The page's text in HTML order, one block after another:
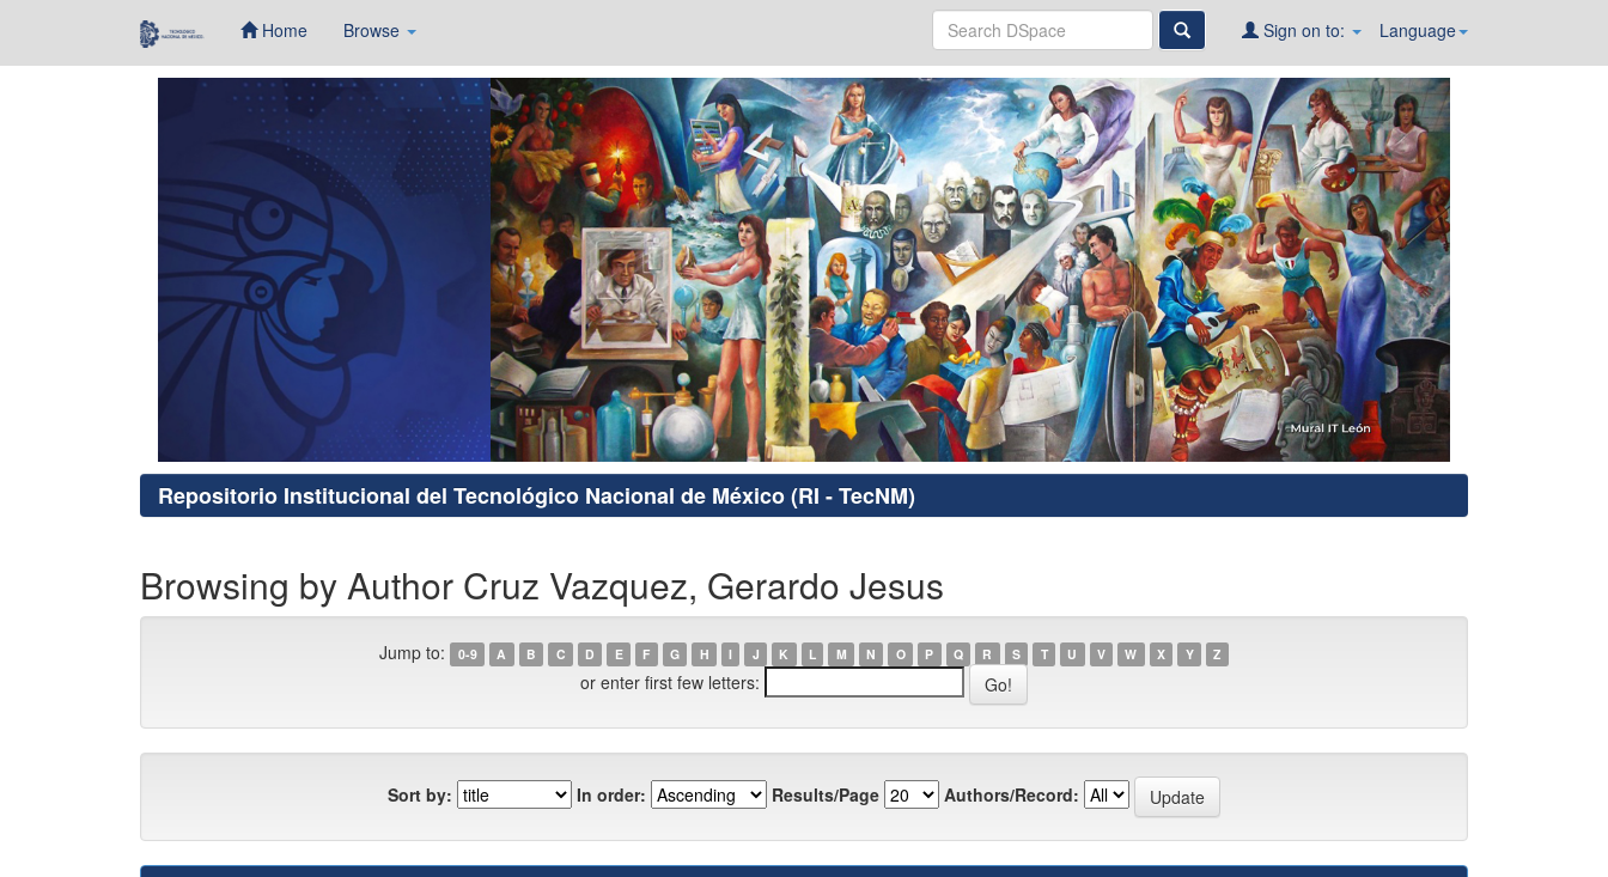
Home Browse Language
Sign on to:
Repositorio Institucional del Tecnológico Nacional de México (RI - TecNM)
Browsing by Author Cruz Vazquez, Gerardo Jesus
Jump to: 0-9 A B C D E F G H I J K L M N O P Q R S T U V W X Y Z
or enter first few letters:
Sort by: In order: Results/Page Authors/Record: